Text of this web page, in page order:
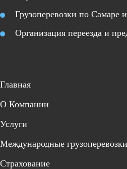
Грузоперевозки по Самаре
Организация переезда и
Главная
О Компании
Услуги
Международные грузоперевозки
Страхование